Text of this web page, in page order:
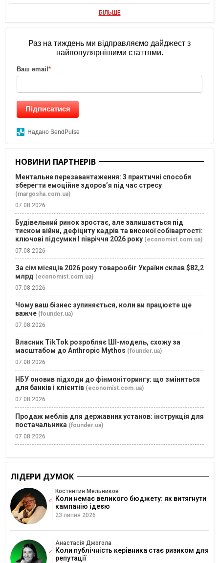
БІЛЬШЕ
Раз на тиждень ми відправляємо дайджест з
найпопулярнішими статтями.
Ваш email *
Підписатися
Надано SendPulse
НОВИНИ ПАРТНЕРІВ
Ментальне перезавантаження: 3 практичні способи
зберегти емоційне здоров’я під час стресу
(margosha.com.ua)
07.08.2026
Будівельний ринок зростає, але залишається під
тиском війни, дефіциту кадрів та високої собівартості:
ключові підсумки І півріччя 2026 року (economist.com.ua)
07.08.2026
За сім місяців 2026 року товарообіг України склав $82,2
млрд (economist.com.ua)
07.08.2026
Чому ваш бізнес зупиняється, коли ви працюєте ще
важче (founder.ua)
07.08.2026
Власник TikTok розробляє ШІ-модель, схожу за
масштабом до Anthropic Mythos (founder.ua)
07.08.2026
НБУ оновив підходи до фінмоніторингу: що зміниться
для банків і клієнтів (economist.com.ua)
07.08.2026
Продаж меблів для державних установ: інструкція для
постачальника (founder.ua)
07.08.2026
ЛІДЕРИ ДУМОК
Костянтин Мельников
Коли немає великого бюджету: як витягнути
кампанію ідеєю
23 липня 2026
Анастасія Джогола
Коли публічність керівника стає ризиком для
репутації